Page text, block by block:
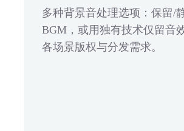
多种背景音处理选项：保留/
BGM，或用独有技术仅留音
各场景版权与分发需求。